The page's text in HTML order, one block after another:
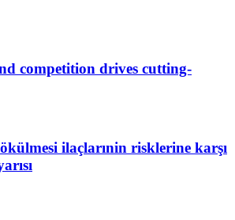
competition drives cutting-
ilaçlarınin risklerine karşı